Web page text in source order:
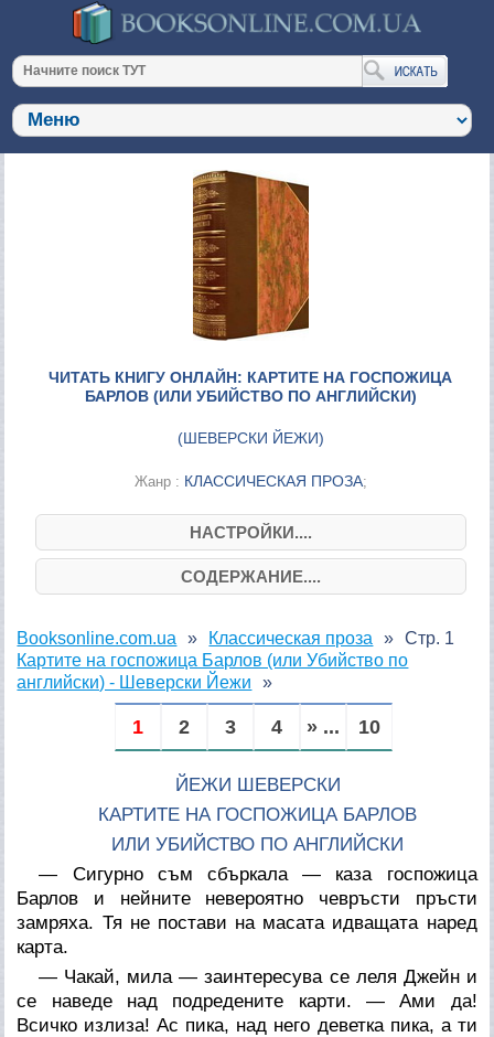
ЧИТАТЬ КНИГУ ОНЛАЙН: КАРТИТЕ НА ГОСПОЖИЦА
БАРЛОВ (ИЛИ УБИЙСТВО ПО АНГЛИЙСКИ)
(ШЕВЕРСКИ ЙЕЖИ)
Жанр : КЛАССИЧЕСКАЯ ПРОЗА;
НАСТРОЙКИ....
СОДЕРЖАНИЕ....
Booksonline.com.ua
Классическая проза
Картите на госпожица Барлов (или Убийство по
английски) - Шеверски Йежи
Стр. 1
1 2 3 4 » ... 10
ЙЕЖИ ШЕВЕРСКИ
КАРТИТЕ НА ГОСПОЖИЦА БАРЛОВ
ИЛИ УБИЙСТВО ПО АНГЛИЙСКИ
— Сигурно съм сбъркала — каза госпожица
Барлов и нейните невероятно чевръсти пръсти
замряха. Тя не постави на масата идващата наред
карта.
— Чакай, мила — заинтересува се леля Джейн и
се наведе над подредените карти. — Ами да!
Всичко излиза! Ас пика, над него деветка пика, а ти